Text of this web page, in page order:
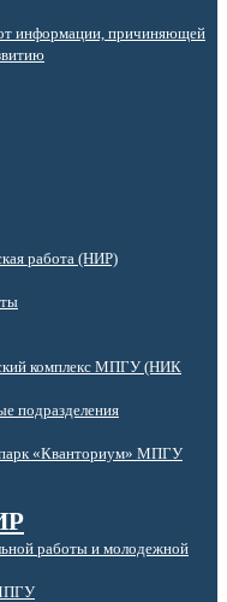
информации, причиняющей
работа (НИР)
комплекс МПГУ (НИК
подразделения
«Кванториум» МПГУ
работы и молодежной